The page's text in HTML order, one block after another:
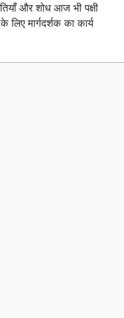
और शोध आज भी पक्षी
के लिए मार्गदर्शक का कार्य